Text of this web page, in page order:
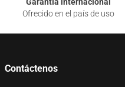
Ofrecido en el país de uso
Contáctenos